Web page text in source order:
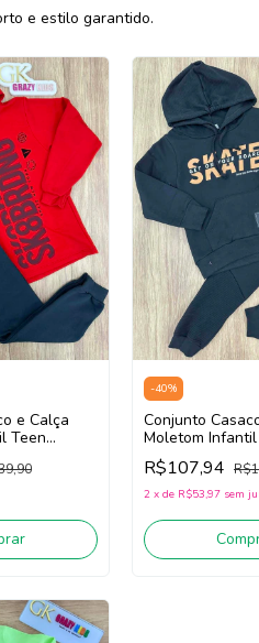
e estilo garantido.
e Calça
Teen
-40%
Conjunto
Moletom
Menino Fakini
(Preto)
R$107,94
2 x de R$53,97 sem